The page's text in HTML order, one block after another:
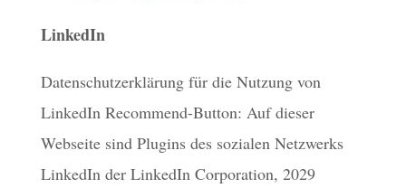
LinkedIn
Datenschutzerklärung für die Nutzung von
LinkedIn Recommend-Button: Auf dieser
Webseite sind Plugins des sozialen Netzwerks
LinkedIn der LinkedIn Corporation, 2029